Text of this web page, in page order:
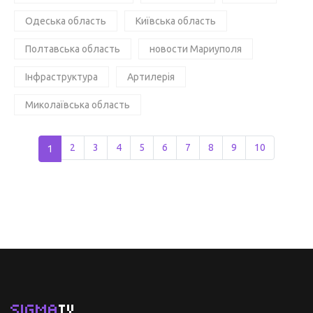
Одеська область Київська область
Полтавська область новости Мариуполя
Інфраструктура Артилерія
Миколаївська область
1 2 3 4 5 6 7 8 9 10